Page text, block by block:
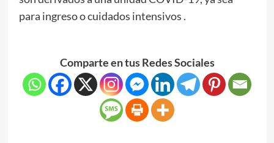
para ingreso o cuidados intensivos .
Comparte en tus Redes Sociales